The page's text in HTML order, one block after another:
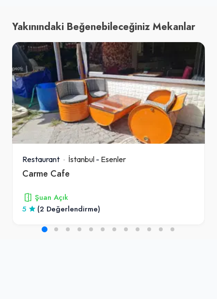
Yakınındaki Beğenebileceğiniz Mekanlar
Restaurant İstanbul - Esenler
Carme Cafe
Şuan Açık
5
(2 Değerlendirme)